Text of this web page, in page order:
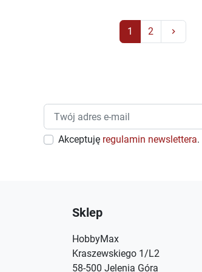
1 2 keyboard_arrow_right
Akceptuję regulamin newslettera.
Sklep
HobbyMax
Kraszewskiego 1/L2
58-500 Jelenia Góra